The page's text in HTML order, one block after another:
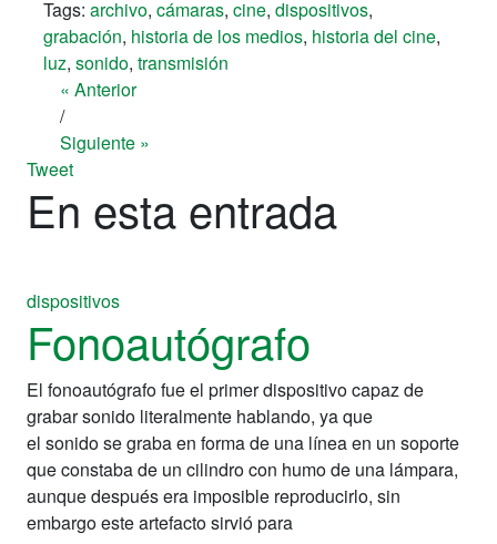
Tags: archivo, cámaras, cine, dispositivos,
grabación, historia de los medios, historia del cine,
luz, sonido, transmisión
« Anterior
/
Siguiente »
Tweet
En esta entrada
dispositivos
Fonoautógrafo
El fonoautógrafo fue el primer dispositivo capaz de
grabar sonido literalmente hablando, ya que
el sonido se graba en forma de una línea en un soporte
que constaba de un cilindro con humo de una lámpara,
aunque después era imposible reproducirlo, sin
embargo este artefacto sirvió para